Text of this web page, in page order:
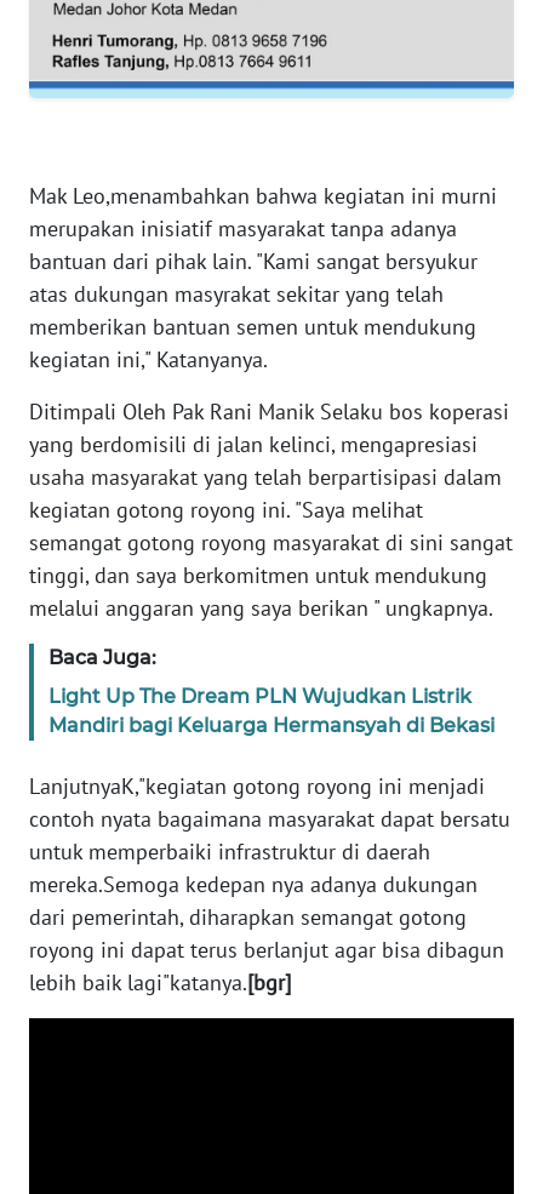
Mak Leo,menambahkan bahwa kegiatan ini murni
merupakan inisiatif masyarakat tanpa adanya
bantuan dari pihak lain. "Kami sangat bersyukur
atas dukungan masyrakat sekitar yang telah
memberikan bantuan semen untuk mendukung
kegiatan ini," Katanyanya.
Ditimpali Oleh Pak Rani Manik Selaku bos koperasi
yang berdomisili di jalan kelinci, mengapresiasi
usaha masyarakat yang telah berpartisipasi dalam
kegiatan gotong royong ini. "Saya melihat
semangat gotong royong masyarakat di sini sangat
tinggi, dan saya berkomitmen untuk mendukung
melalui anggaran yang saya berikan " ungkapnya.
Baca Juga:
Light Up The Dream PLN Wujudkan Listrik
Mandiri bagi Keluarga Hermansyah di Bekasi
LanjutnyaK,"kegiatan gotong royong ini menjadi
contoh nyata bagaimana masyarakat dapat bersatu
untuk memperbaiki infrastruktur di daerah
mereka.Semoga kedepan nya adanya dukungan
dari pemerintah, diharapkan semangat gotong
royong ini dapat terus berlanjut agar bisa dibagun
lebih baik lagi"katanya.[bgr]
SULTENG
WN
SULBAR
BABEL
WN
SUMBAR
WN
SUMSEL
WN
BENGKULU
LAMPUNG
WN
WN
NUSANTARA
WN
JOGJA
WN
JATIM
WN